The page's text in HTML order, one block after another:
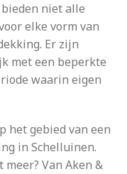
niet alle
elke vorm van
Er zijn
met een beperkte
waarin eigen
het gebied van een
in Schelluinen.
Van Aken &